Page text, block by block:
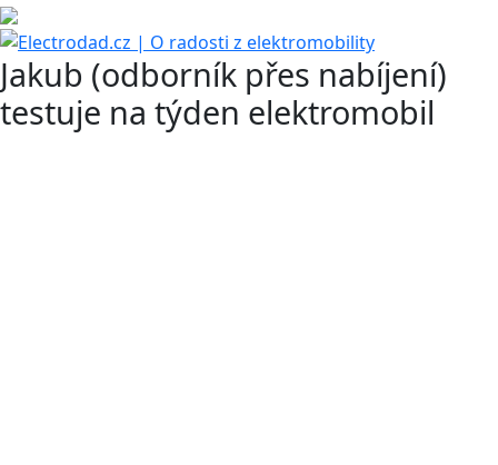
Jakub (odborník přes nabíjení)
testuje na týden elektromobil